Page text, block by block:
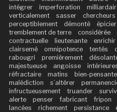
intégrer
imperforation
verticalement
sasser chercheurs
perceptiblement
démonté épicier
tremblement de terre
considérée
contractuelle
lieutenante enrichir
clairsemé
omnipotence tentés
rabougri
premièrement
majestueuse
angoisse
réfractaire
matins bien-pensante
malédiction
s’altérer
infructueusement
truander
alerte
penser fabricant fripon
lancées
richement persistance